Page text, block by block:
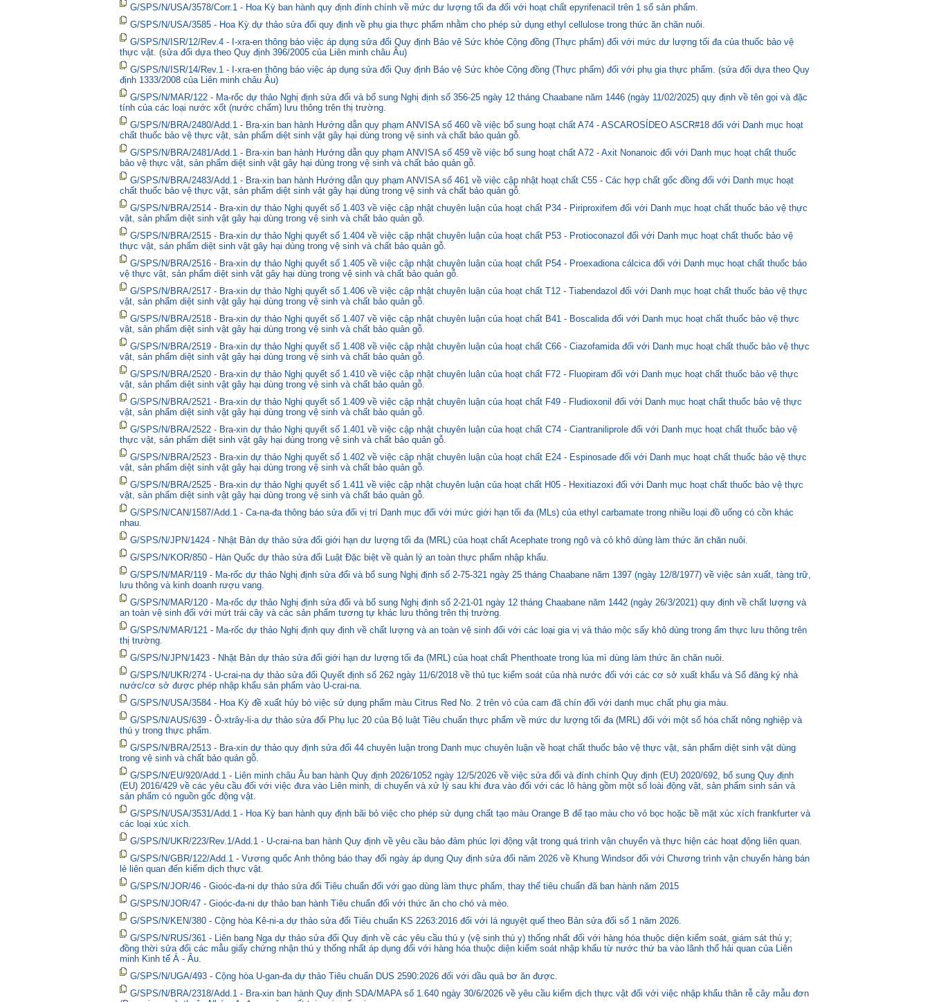
G/SPS/N/USA/3578/Corr.1 - Hoa Kỳ ban hành quy định đính chính về mức dư lượng tối đa đối với hoạt chất epyrifenacil trên 1 số sản phẩm.
G/SPS/N/USA/3585 - Hoa Kỳ dự thảo sửa đổi quy định về phụ gia thực phẩm nhằm cho phép sử dụng ethyl cellulose trong thức ăn chăn nuôi.
G/SPS/N/ISR/12/Rev.4 - I-xra-en thông báo việc áp dụng sửa đổi Quy định Bảo vệ Sức khỏe Cộng đồng (Thực phẩm) đối với mức dư lượng tối đa của thuốc bảo vệ
thực vật. (sửa đổi dựa theo Quy định 396/2005 của Liên minh châu Âu)
G/SPS/N/ISR/14/Rev.1 - I-xra-en thông báo việc áp dụng sửa đổi Quy định Bảo vệ Sức khỏe Cộng đồng (Thực phẩm) đối với phụ gia thực phẩm. (sửa đổi dựa theo Quy
định 1333/2008 của Liên minh châu Âu)
G/SPS/N/MAR/122 - Ma-rốc dự thảo Nghị định sửa đổi và bổ sung Nghị định số 356-25 ngày 12 tháng Chaabane năm 1446 (ngày 11/02/2025) quy định về tên gọi và đặc
tính của các loại nước xốt (nước chấm) lưu thông trên thị trường.
G/SPS/N/BRA/2480/Add.1 - Bra-xin ban hành Hướng dẫn quy phạm ANVISA số 460 về việc bổ sung hoạt chất A74 - ASCAROSÍDEO ASCR#18 đối với Danh mục hoạt
chất thuốc bảo vệ thực vật, sản phẩm diệt sinh vật gây hại dùng trong vệ sinh và chất bảo quản gỗ.
G/SPS/N/BRA/2481/Add.1 - Bra-xin ban hành Hướng dẫn quy phạm ANVISA số 459 về việc bổ sung hoạt chất A72 - Axit Nonanoic đối với Danh mục hoạt chất thuốc
bảo vệ thực vật, sản phẩm diệt sinh vật gây hại dùng trong vệ sinh và chất bảo quản gỗ.
G/SPS/N/BRA/2483/Add.1 - Bra-xin ban hành Hướng dẫn quy phạm ANVISA số 461 về việc cập nhật hoạt chất C55 - Các hợp chất gốc đồng đối với Danh mục hoạt
chất thuốc bảo vệ thực vật, sản phẩm diệt sinh vật gây hại dùng trong vệ sinh và chất bảo quản gỗ.
G/SPS/N/BRA/2514 - Bra-xin dự thảo Nghị quyết số 1.403 về việc cập nhật chuyên luận của hoạt chất P34 - Piriproxifem đối với Danh mục hoạt chất thuốc bảo vệ thực
vật, sản phẩm diệt sinh vật gây hại dùng trong vệ sinh và chất bảo quản gỗ.
G/SPS/N/BRA/2515 - Bra-xin dự thảo Nghị quyết số 1.404 về việc cập nhật chuyên luận của hoạt chất P53 - Protioconazol đối với Danh mục hoạt chất thuốc bảo vệ
thực vật, sản phẩm diệt sinh vật gây hại dùng trong vệ sinh và chất bảo quản gỗ.
G/SPS/N/BRA/2516 - Bra-xin dự thảo Nghị quyết số 1.405 về việc cập nhật chuyên luận của hoạt chất P54 - Proexadiona cálcica đối với Danh mục hoạt chất thuốc bảo
vệ thực vật, sản phẩm diệt sinh vật gây hại dùng trong vệ sinh và chất bảo quản gỗ.
G/SPS/N/BRA/2517 - Bra-xin dự thảo Nghị quyết số 1.406 về việc cập nhật chuyên luận của hoạt chất T12 - Tiabendazol đối với Danh mục hoạt chất thuốc bảo vệ thực
vật, sản phẩm diệt sinh vật gây hại dùng trong vệ sinh và chất bảo quản gỗ.
G/SPS/N/BRA/2518 - Bra-xin dự thảo Nghị quyết số 1.407 về việc cập nhật chuyên luận của hoạt chất B41 - Boscalida đối với Danh mục hoạt chất thuốc bảo vệ thực
vật, sản phẩm diệt sinh vật gây hại dùng trong vệ sinh và chất bảo quản gỗ.
G/SPS/N/BRA/2519 - Bra-xin dự thảo Nghị quyết số 1.408 về việc cập nhật chuyên luận của hoạt chất C66 - Ciazofamida đối với Danh mục hoạt chất thuốc bảo vệ thực
vật, sản phẩm diệt sinh vật gây hại dùng trong vệ sinh và chất bảo quản gỗ.
G/SPS/N/BRA/2520 - Bra-xin dự thảo Nghị quyết số 1.410 về việc cập nhật chuyên luận của hoạt chất F72 - Fluopiram đối với Danh mục hoạt chất thuốc bảo vệ thực
vật, sản phẩm diệt sinh vật gây hại dùng trong vệ sinh và chất bảo quản gỗ.
G/SPS/N/BRA/2521 - Bra-xin dự thảo Nghị quyết số 1.409 về việc cập nhật chuyên luận của hoạt chất F49 - Fludioxonil đối với Danh mục hoạt chất thuốc bảo vệ thực
vật, sản phẩm diệt sinh vật gây hại dùng trong vệ sinh và chất bảo quản gỗ.
G/SPS/N/BRA/2522 - Bra-xin dự thảo Nghị quyết số 1.401 về việc cập nhật chuyên luận của hoạt chất C74 - Ciantraniliprole đối với Danh mục hoạt chất thuốc bảo vệ
thực vật, sản phẩm diệt sinh vật gây hại dùng trong vệ sinh và chất bảo quản gỗ.
G/SPS/N/BRA/2523 - Bra-xin dự thảo Nghị quyết số 1.402 về việc cập nhật chuyên luận của hoạt chất E24 - Espinosade đối với Danh mục hoạt chất thuốc bảo vệ thực
vật, sản phẩm diệt sinh vật gây hại dùng trong vệ sinh và chất bảo quản gỗ.
G/SPS/N/BRA/2525 - Bra-xin dự thảo Nghị quyết số 1.411 về việc cập nhật chuyên luận của hoạt chất H05 - Hexitiazoxi đối với Danh mục hoạt chất thuốc bảo vệ thực
vật, sản phẩm diệt sinh vật gây hại dùng trong vệ sinh và chất bảo quản gỗ.
G/SPS/N/CAN/1587/Add.1 - Ca-na-đa thông báo sửa đổi vị trí Danh mục đối với mức giới hạn tối đa (MLs) của ethyl carbamate trong nhiều loại đồ uống có cồn khác
nhau.
G/SPS/N/JPN/1424 - Nhật Bản dự thảo sửa đổi giới hạn dư lượng tối đa (MRL) của hoạt chất Acephate trong ngô và cỏ khô dùng làm thức ăn chăn nuôi.
G/SPS/N/KOR/850 - Hàn Quốc dự thảo sửa đổi Luật Đặc biệt về quản lý an toàn thực phẩm nhập khẩu.
G/SPS/N/MAR/119 - Ma-rốc dự thảo Nghị định sửa đổi và bổ sung Nghị định số 2-75-321 ngày 25 tháng Chaabane năm 1397 (ngày 12/8/1977) về việc sản xuất, tàng trữ,
lưu thông và kinh doanh rượu vang.
G/SPS/N/MAR/120 - Ma-rốc dự thảo Nghị định sửa đổi và bổ sung Nghị định số 2-21-01 ngày 12 tháng Chaabane năm 1442 (ngày 26/3/2021) quy định về chất lượng và
an toàn vệ sinh đối với mứt trái cây và các sản phẩm tương tự khác lưu thông trên thị trường.
G/SPS/N/MAR/121 - Ma-rốc dự thảo Nghị định quy định về chất lượng và an toàn vệ sinh đối với các loại gia vị và thảo mộc sấy khô dùng trong ẩm thực lưu thông trên
thị trường.
G/SPS/N/JPN/1423 - Nhật Bản dự thảo sửa đổi giới hạn dư lượng tối đa (MRL) của hoạt chất Phenthoate trong lúa mì dùng làm thức ăn chăn nuôi.
G/SPS/N/UKR/274 - U-crai-na dự thảo sửa đổi Quyết định số 262 ngày 11/6/2018 về thủ tục kiểm soát của nhà nước đối với các cơ sở xuất khẩu và Sổ đăng ký nhà
nước/cơ sở được phép nhập khẩu sản phẩm vào U-crai-na.
G/SPS/N/USA/3584 - Hoa Kỳ đề xuất hủy bỏ việc sử dụng phẩm màu Citrus Red No. 2 trên vỏ của cam đã chín đối với danh mục chất phụ gia màu.
G/SPS/N/AUS/639 - Ô-xtrây-li-a dự thảo sửa đổi Phụ lục 20 của Bộ luật Tiêu chuẩn thực phẩm về mức dư lượng tối đa (MRL) đối với một số hóa chất nông nghiệp và
thú y trong thực phẩm.
G/SPS/N/BRA/2513 - Bra-xin dự thảo quy định sửa đổi 44 chuyên luận trong Danh mục chuyên luận về hoạt chất thuốc bảo vệ thực vật, sản phẩm diệt sinh vật dùng
trong vệ sinh và chất bảo quản gỗ.
G/SPS/N/EU/920/Add.1 - Liên minh châu Âu ban hành Quy định 2026/1052 ngày 12/5/2026 về việc sửa đổi và đính chính Quy định (EU) 2020/692, bổ sung Quy định
(EU) 2016/429 về các yêu cầu đối với việc đưa vào Liên minh, di chuyển và xử lý sau khi đưa vào đối với các lô hàng gồm một số loài động vật, sản phẩm sinh sản và
sản phẩm có nguồn gốc động vật.
G/SPS/N/USA/3531/Add.1 - Hoa Kỳ ban hành quy định bãi bỏ việc cho phép sử dụng chất tạo màu Orange B để tạo màu cho vỏ bọc hoặc bề mặt xúc xích frankfurter và
các loại xúc xích.
G/SPS/N/UKR/223/Rev.1/Add.1 - U-crai-na ban hành Quy định về yêu cầu bảo đảm phúc lợi động vật trong quá trình vận chuyển và thực hiện các hoạt động liên quan.
G/SPS/N/GBR/122/Add.1 - Vương quốc Anh thông báo thay đổi ngày áp dụng Quy định sửa đổi năm 2026 về Khung Windsor đối với Chương trình vận chuyển hàng bán
lẻ liên quan đến kiểm dịch thực vật.
G/SPS/N/JOR/46 - Gioóc-đa-ni dự thảo sửa đổi Tiêu chuẩn đối với gạo dùng làm thực phẩm, thay thế tiêu chuẩn đã ban hành năm 2015
G/SPS/N/JOR/47 - Gioóc-đa-ni dự thảo ban hành Tiêu chuẩn đối với thức ăn cho chó và mèo.
G/SPS/N/KEN/380 - Cộng hòa Kê-ni-a dự thảo sửa đổi Tiêu chuẩn KS 2263:2016 đối với lá nguyệt quế theo Bản sửa đổi số 1 năm 2026.
G/SPS/N/RUS/361 - Liên bang Nga dự thảo sửa đổi Quy định về các yêu cầu thú y (vệ sinh thú y) thống nhất đối với hàng hóa thuộc diện kiểm soát, giám sát thú y;
đồng thời sửa đổi các mẫu giấy chứng nhận thú y thống nhất áp dụng đối với hàng hóa thuộc diện kiểm soát nhập khẩu từ nước thứ ba vào lãnh thổ hải quan của Liên
minh Kinh tế Á - Âu.
G/SPS/N/UGA/493 - Cộng hòa U-gan-đa dự thảo Tiêu chuẩn DUS 2590:2026 đối với dầu quả bơ ăn được.
G/SPS/N/BRA/2318/Add.1 - Bra-xin ban hành Quy định SDA/MAPA số 1.640 ngày 30/6/2026 về yêu cầu kiểm dịch thực vật đối với việc nhập khẩu thân rễ cây mẫu đơn